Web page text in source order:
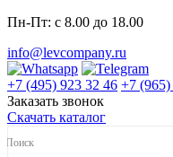
Пн-Пт: с 8.00 до 18.00
info@levcompany.ru
+7 (495) 923 32 46 +7
Заказать звонок
Скачать каталог